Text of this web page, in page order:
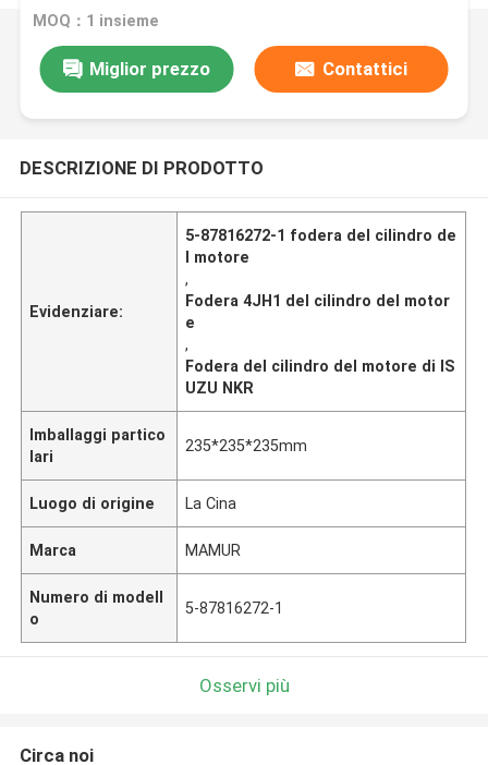
MOQ：1 insieme
Miglior prezzo Contattici
DESCRIZIONE DI PRODOTTO
Evidenziare:
5-87816272-1 fodera del cilindro de
l motore
,
Fodera 4JH1 del cilindro del motor
e
,
Fodera del cilindro del motore di IS
UZU NKR
Imballaggi partico
lari
235*235*235mm
Luogo di origine La Cina
Marca MAMUR
Numero di modell
o
5-87816272-1
Osservi più
Circa noi